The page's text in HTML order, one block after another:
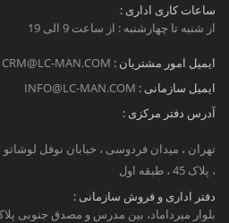
ساعات کاری اداری :
از شنبه تا چهارشنبه : از ساعت 9 الی 19
ایمیل امور مشتریان : CRM@LC-MAN.COM
ایمیل سازمانی : INFO@LC-MAN.COM
آدرس دفتر مرکزی :
تهران ، میدان فردوسی ، خبابان نوفل
، پلاک 45 ، طبقه اول
دفتر اداری و فروش سازمانی :
بلوار میرداماد، بین مدرس و مصدق جنوبی پلاک 286 طبقه